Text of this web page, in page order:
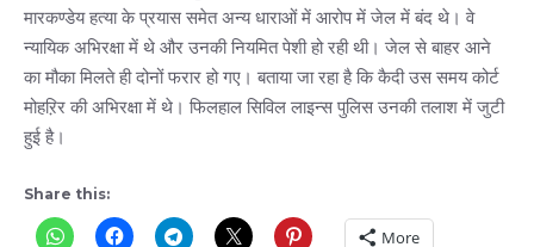
मारकण्डेय हत्या के प्रयास समेत अन्य धाराओं में आरोप में जेल में बंद थे। वे
न्यायिक अभिरक्षा में थे और उनकी नियमित पेशी हो रही थी। जेल से बाहर आने
का मौका मिलते ही दोनों फरार हो गए। बताया जा रहा है कि कैदी उस समय कोर्ट
मोहऱिर की अभिरक्षा में थे। फिलहाल सिविल लाइन्स पुलिस उनकी तलाश में जुटी
हुई है।
Share this:
More